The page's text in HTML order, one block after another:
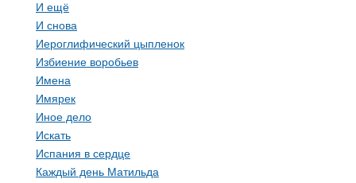
И ещё
И снова
Иероглифический цыпленок
Избиение воробьев
Имена
Имярек
Иное дело
Искать
Испания в сердце
Каждый день Матильда